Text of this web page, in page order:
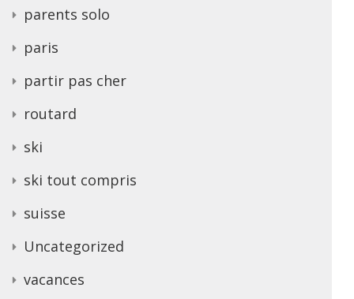
parents solo
paris
partir pas cher
routard
ski
ski tout compris
suisse
Uncategorized
vacances